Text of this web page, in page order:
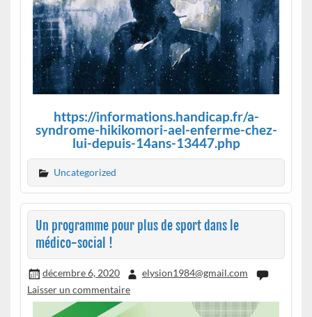
https://informations.handicap.fr/a-
syndrome-hikikomori-ael-enferme-chez-
lui-depuis-14ans-13447.php
Uncategorized
Un programme pour plus de sport dans le
médico-social !
décembre 6, 2020
elysion1984@gmail.com
Laisser un commentaire